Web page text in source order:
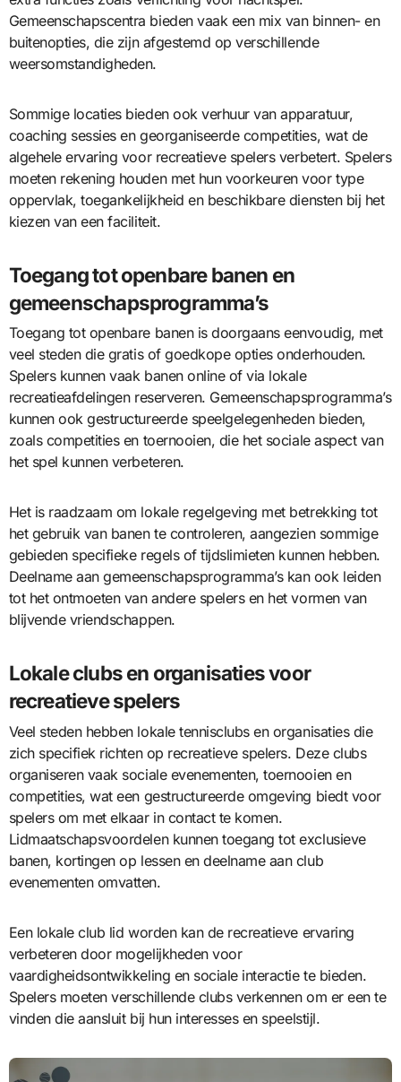
Gemeenschapscentra bieden vaak een mix van binnen- en
buitenopties, die zijn afgestemd op verschillende
weersomstandigheden.
Sommige locaties bieden ook verhuur van apparatuur,
coaching sessies en georganiseerde competities, wat de
algehele ervaring voor recreatieve spelers verbetert. Spelers
moeten rekening houden met hun voorkeuren voor type
oppervlak, toegankelijkheid en beschikbare diensten bij het
kiezen van een faciliteit.
Toegang tot openbare banen en
gemeenschapsprogramma’s
Toegang tot openbare banen is doorgaans eenvoudig, met
veel steden die gratis of goedkope opties onderhouden.
Spelers kunnen vaak banen online of via lokale
recreatieafdelingen reserveren. Gemeenschapsprogramma’s
kunnen ook gestructureerde speelgelegenheden bieden,
zoals competities en toernooien, die het sociale aspect van
het spel kunnen verbeteren.
Het is raadzaam om lokale regelgeving met betrekking tot
het gebruik van banen te controleren, aangezien sommige
gebieden specifieke regels of tijdslimieten kunnen hebben.
Deelname aan gemeenschapsprogramma’s kan ook leiden
tot het ontmoeten van andere spelers en het vormen van
blijvende vriendschappen.
Lokale clubs en organisaties voor
recreatieve spelers
Veel steden hebben lokale tennisclubs en organisaties die
zich specifiek richten op recreatieve spelers. Deze clubs
organiseren vaak sociale evenementen, toernooien en
competities, wat een gestructureerde omgeving biedt voor
spelers om met elkaar in contact te komen.
Lidmaatschapsvoordelen kunnen toegang tot exclusieve
banen, kortingen op lessen en deelname aan club
evenementen omvatten.
Een lokale club lid worden kan de recreatieve ervaring
verbeteren door mogelijkheden voor
vaardigheidsontwikkeling en sociale interactie te bieden.
Spelers moeten verschillende clubs verkennen om er een te
vinden die aansluit bij hun interesses en speelstijl.